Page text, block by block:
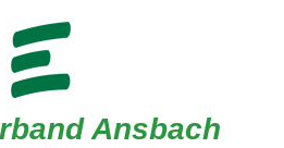
Ansbach